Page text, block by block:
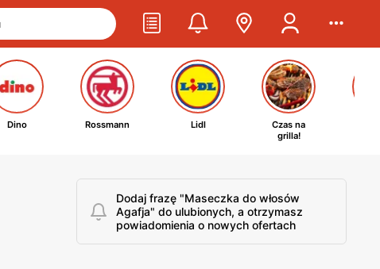
Dino Rossmann Lidl
Czas na
grilla!
Dodaj frazę "Maseczka do włosów
Agafja" do ulubionych, a otrzymasz
powiadomienia o nowych ofertach